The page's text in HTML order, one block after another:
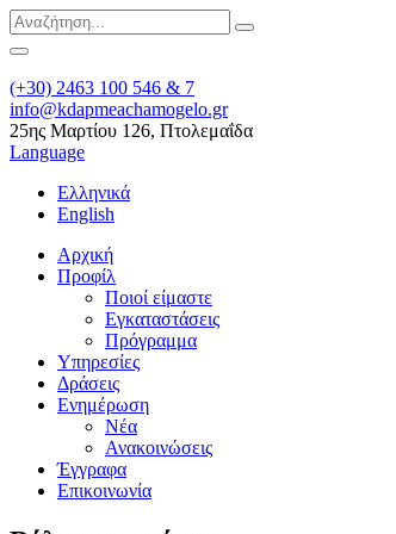
(+30) 2463 100 546 & 7
info@kdapmeachamogelo.gr
25ης Μαρτίου 126, Πτολεμαΐδα
Language
Ελληνικά
English
Αρχική
Προφίλ
Ποιοί είμαστε
Εγκαταστάσεις
Πρόγραμμα
Υπηρεσίες
Δράσεις
Ενημέρωση
Νέα
Ανακοινώσεις
Έγγραφα
Επικοινωνία